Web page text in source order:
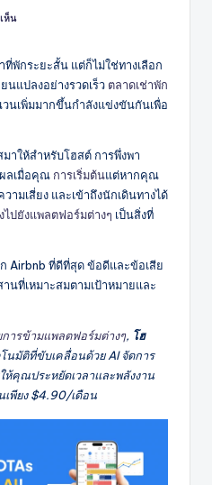
ห็น
พักระยะสั้น แต่ก็ไม่ใช่ทางเลือก
นแปลงอย่างรวดเร็ว ตลาดเช่าพัก
นเพิ่มมากขึ้นกำลังแข่งขันกันเพื่อ
าให้สำหรับโฮสต์ การพึ่งพา
ผลเมื่อคุณ การเริ่มต้นแต่หากคุณ
ามเสี่ยง และเข้าถึงนักเดินทางได้
ไปยังแพลตฟอร์มต่างๆ เป็นสิ่งที่
Airbnb ที่ดีที่สุด ข้อดีและข้อเสีย
นที่เหมาะสมตามเป้าหมายและ
การข้ามแพลตฟอร์มต่างๆ, โฮ
นมัติที่ขับเคลื่อนด้วย AI จัดการ
คุณประหยัดเวลาและพลังงาน
เพียง $4.90/เดือน